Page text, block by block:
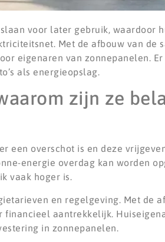
voor later gebruik, waardoor
Met de afbouw van de
eigenaren van zonnepanelen.
als energieopslag.
zijn ze
een overschot is en deze
energie overdag kan worden
vaak hoger is.
en regelgeving. Met de
aantrekkelijk.
in zonnepanelen.